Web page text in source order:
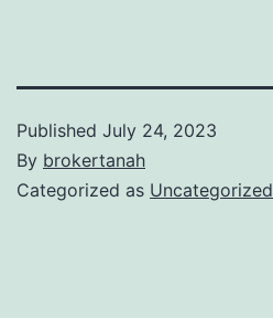
Published July 24, 2023
By brokertanah
Categorized as Uncategorized